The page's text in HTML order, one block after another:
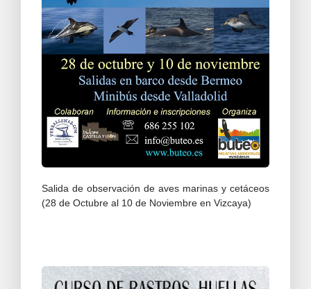
Salida de observación de aves marinas y cetáceos
(28 de Octubre al 10 de Noviembre en Vizcaya)